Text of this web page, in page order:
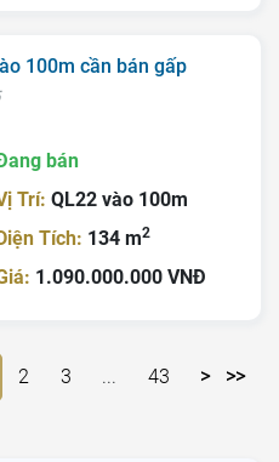
100m cần bán gấp
bán
Trí:QL22 vào 100m
Diện Tích: 134 m2
1.090.000.000 VNĐ
2 3 ... 43 > >>